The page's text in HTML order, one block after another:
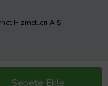
Sepete Ekle
Hizmetleri A.Ş